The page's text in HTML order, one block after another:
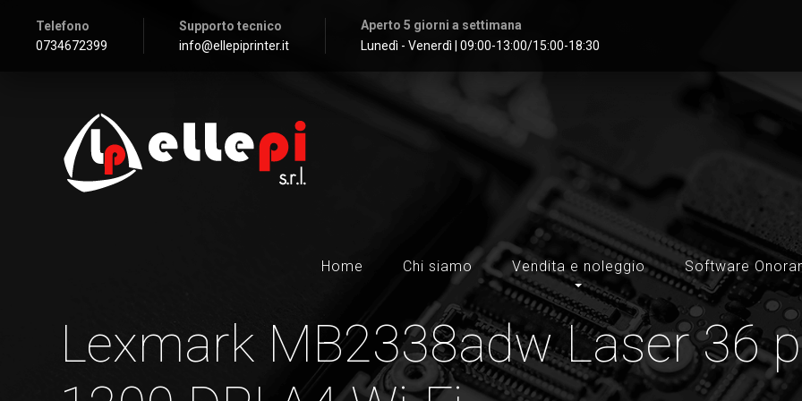
Telefono
0734672399
Supporto tecnico
info@ellepiprinter.it
Aperto 5 giorni a settimana
Lunedì - Venerdì | 09:00-13:00/15:00-18:30
Home Chi siamo Vendita e noleggio Software
Lexmark MB2338adw Laser 36